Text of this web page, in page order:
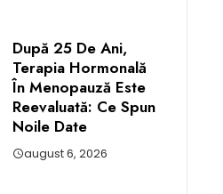
După 25 De Ani,
Terapia Hormonală
În Menopauză Este
Reevaluată: Ce Spun
Noile Date
august 6, 2026